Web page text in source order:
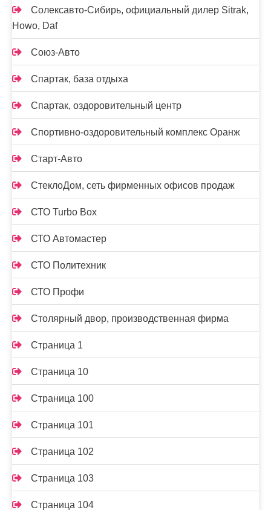
Солексавто-Сибирь, официальный дилер Sitrak,
Howo, Daf
Союз-Авто
Спартак, база отдыха
Спартак, оздоровительный центр
Спортивно-оздоровительный комплекс Оранж
Старт-Авто
СтеклоДом, сеть фирменных офисов продаж
СТО Turbo Box
СТО Автомастер
СТО Политехник
СТО Профи
Столярный двор, производственная фирма
Страница 1
Страница 10
Страница 100
Страница 101
Страница 102
Страница 103
Страница 104